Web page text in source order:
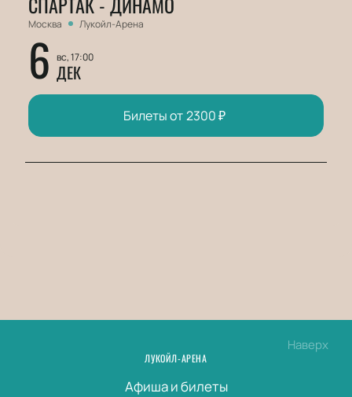
Москва Лукойл-Арена
6 вс, 17:00
ДЕК
Билеты от2300₽
Наверх
ЛУКОЙЛ-АРЕНА
Афиша и билеты